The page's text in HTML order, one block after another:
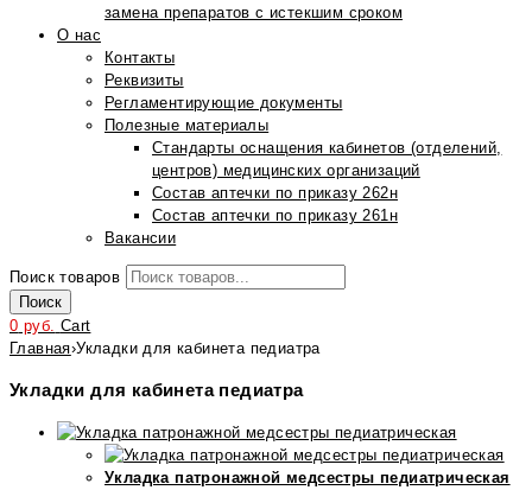
замена препаратов с истекшим сроком
О нас
Контакты
Реквизиты
Регламентирующие документы
Полезные материалы
Стандарты оснащения кабинетов (отделений,
центров) медицинских организаций
Состав аптечки по приказу 262н
Состав аптечки по приказу 261н
Вакансии
Поиск товаров
Поиск
0 руб. Cart
Главная›Укладки для кабинета педиатра
Укладки для кабинета педиатра
Укладка патронажной медсестры педиатрическая